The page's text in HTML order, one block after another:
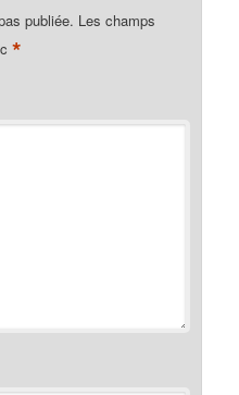
publiée. Les champs
*